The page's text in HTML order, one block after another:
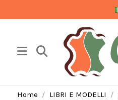
Home LIBRI E MODELLI